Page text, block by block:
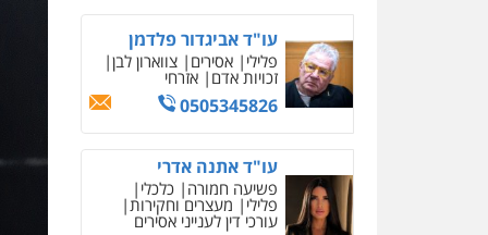
עו"ד אביגדור פלדמן
פלילי אסירים צווארון לבן
זכויות אדם אזרחי
0505345826
עו"ד אתנה אדרי
פשיעה חמורה כלכלי
פלילי מעצרים וחקירות
עורכי דין לענייני אסירים